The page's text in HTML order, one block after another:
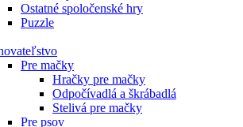
Ostatné spoločenské hry
Puzzle
Pre mačky
Hračky pre mačky
Odpočívadlá a škrábadlá
Stelivá pre mačky
Pre psov